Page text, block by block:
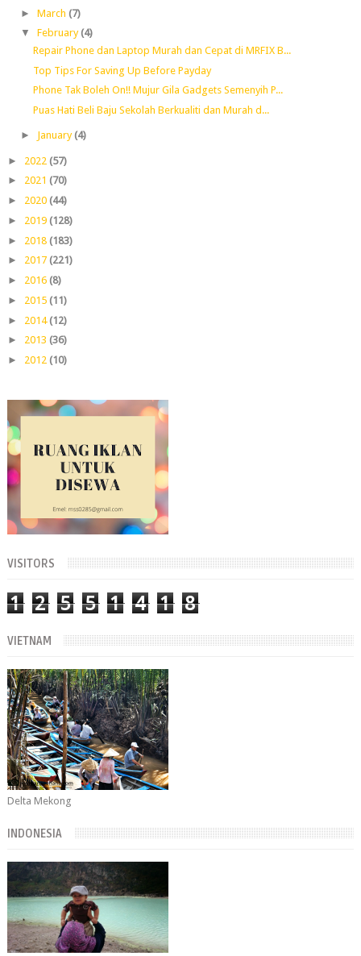
► March (7)
▼ February (4)
Repair Phone dan Laptop Murah dan Cepat di MRFIX B...
Top Tips For Saving Up Before Payday
Phone Tak Boleh On!! Mujur Gila Gadgets Semenyih P...
Puas Hati Beli Baju Sekolah Berkualiti dan Murah d...
► January (4)
► 2022 (57)
► 2021 (70)
► 2020 (44)
► 2019 (128)
► 2018 (183)
► 2017 (221)
► 2016 (8)
► 2015 (11)
► 2014 (12)
► 2013 (36)
► 2012 (10)
VISITORS
1 2 5 5 1 4 1 8
VIETNAM
Delta Mekong
INDONESIA